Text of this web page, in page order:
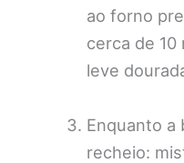
ao forno
cerca de 10
leve
Enquanto a
recheio: